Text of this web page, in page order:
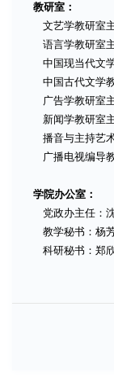
教研室：
文艺学教研室
语言学教研室
中国现当代文
中国古代文学
广告学教研室
新闻学教研室
播音与主持艺
广播电视编导
学院办公室：
党政办主任：
教学秘书：杨
科研秘书：郑